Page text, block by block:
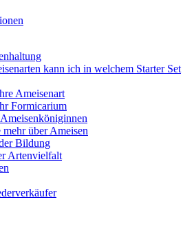
kann ich in welchem Starter Set
Ameisenart
Formicarium
über Ameisen
Bildung
Artenvielfalt